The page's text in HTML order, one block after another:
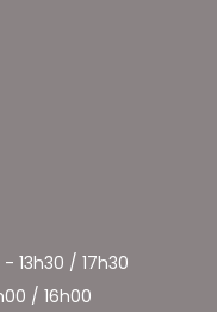
13h30 / 17h30
/ 16h00